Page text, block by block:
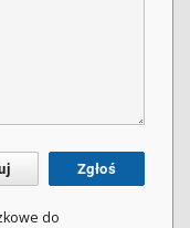
Zgłoś
do